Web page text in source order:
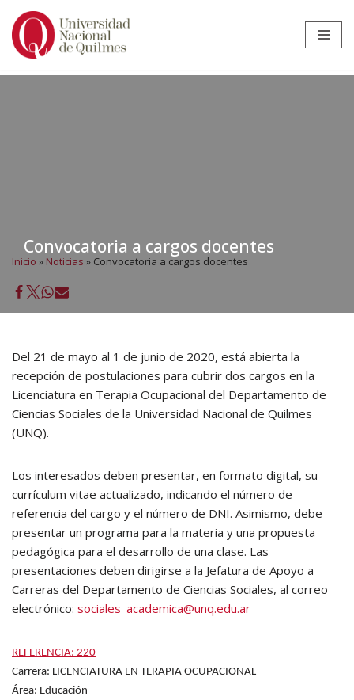
Ir
Convocatoria a cargos docentes
Inicio » Noticias » Convocatoria a cargos docentes
Del 21 de mayo al 1 de junio de 2020, está abierta la
recepción de postulaciones para cubrir dos cargos en la
Licenciatura en Terapia Ocupacional del Departamento de
Ciencias Sociales de la Universidad Nacional de Quilmes
(UNQ).
Los interesados deben presentar, en formato digital, su
currículum vitae actualizado, indicando el número de
referencia del cargo y el número de DNI. Asimismo, debe
presentar un programa para la materia y una propuesta
pedagógica para el desarrollo de una clase. Las
presentaciones deben dirigirse a la Jefatura de Apoyo a
Carreras del Departamento de Ciencias Sociales, al correo
electrónico: sociales_academica@unq.edu.ar
REFERENCIA: 220
Carrera: LICENCIATURA EN TERAPIA OCUPACIONAL
Área: Educación